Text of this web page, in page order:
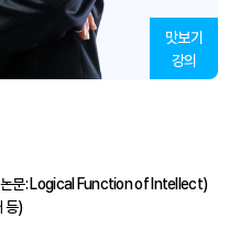
맛보기
강의
논문: Logical Function of Intellect)
등)